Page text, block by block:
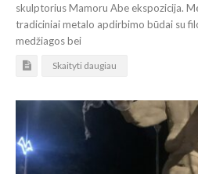
skulptorius Mamoru Abe ekspozicija.
tradiciniai metalo apdirbimo būdai su
medžiagos bei
Skaityti daugiau